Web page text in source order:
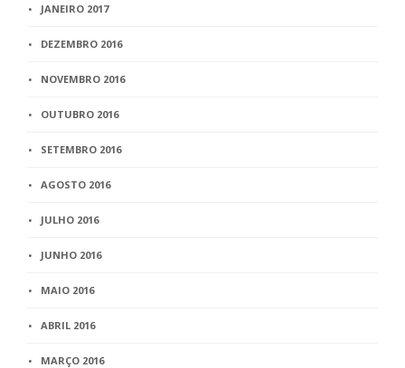
JANEIRO 2017
DEZEMBRO 2016
NOVEMBRO 2016
OUTUBRO 2016
SETEMBRO 2016
AGOSTO 2016
JULHO 2016
JUNHO 2016
MAIO 2016
ABRIL 2016
MARÇO 2016